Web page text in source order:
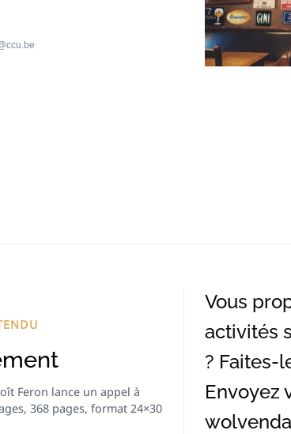
Feron lance un appel à
368 pages, format 24×30
Vous
activités
? Faites-
Envoyez